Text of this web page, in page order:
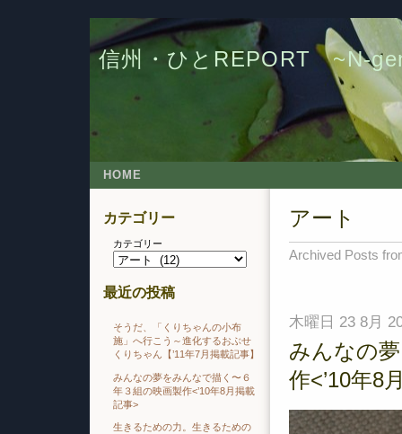
信州・ひとREPORT ~N-
HOME
アート
Archived Posts
木曜日 23 8月
みんなの
作<’10年8
カテゴリー
カテゴリー
最近の投稿
そうだ、「くりちゃんの小布
施」へ行こう～進化するおぶせ
くりちゃん【’11年7月掲載記事】
みんなの夢をみんなで描く〜６
年３組の映画製作<’10年8月掲載
記事>
生きるための力。生きるための